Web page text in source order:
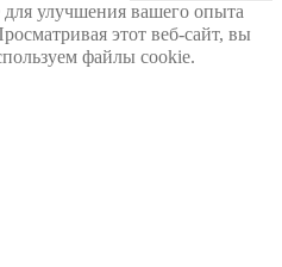
улучшения вашего опыта
этот веб-сайт, вы
файлы cookie.